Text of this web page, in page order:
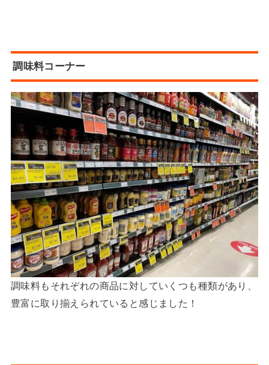
調味料コーナー
調味料もそれぞれの商品に対していくつも種類があり、
豊富に取り揃えられていると感じました！